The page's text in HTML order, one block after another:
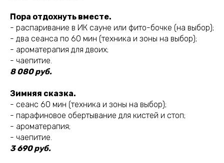
Пора отдохнуть вместе.
- распаривание в ИК сауне или фито-бочке (на выбор);
- два сеанса по 60 мин (техника и зоны на выбор);
- ароматерапия для двоих;
- чаепитие.
8 080 руб.
Зимняя сказка.
- сеанс 60 мин (техника и зоны на выбор);
- парафиновое обертывание для кистей и стоп;
- ароматерапия;
- чаепитие.
3 690 руб.